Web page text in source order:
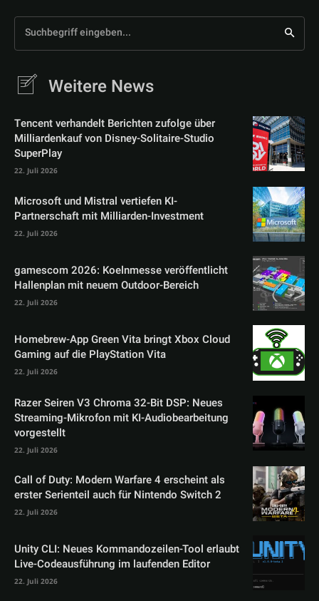
Suchbegriff eingeben...
Weitere News
Tencent verhandelt Berichten zufolge über
Milliardenkauf von Disney-Solitaire-Studio
SuperPlay
22. Juli 2026
Microsoft und Mistral vertiefen KI-
Partnerschaft mit Milliarden-Investment
22. Juli 2026
gamescom 2026: Koelnmesse veröffentlicht
Hallenplan mit neuem Outdoor-Bereich
22. Juli 2026
Homebrew-App Green Vita bringt Xbox Cloud
Gaming auf die PlayStation Vita
22. Juli 2026
Razer Seiren V3 Chroma 32-Bit DSP: Neues
Streaming-Mikrofon mit KI-Audiobearbeitung
vorgestellt
22. Juli 2026
Call of Duty: Modern Warfare 4 erscheint als
erster Serienteil auch für Nintendo Switch 2
22. Juli 2026
Unity CLI: Neues Kommandozeilen-Tool erlaubt
Live-Codeausführung im laufenden Editor
22. Juli 2026